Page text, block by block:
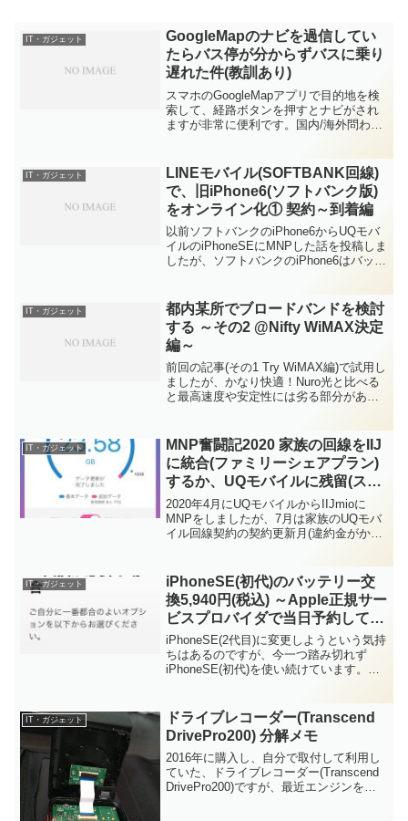
IT・ガジェット
GoogleMapのナビを過信してい
たらバス停が分からずバスに乗り
遅れた件(教訓あり)
スマホのGoogleMapアプリで目的地を検
索して、経路ボタンを押すとナビがされ
ますが非常に便利です。国内/海外問わ
失敗してしまったのでその報告です。先
日、下北沢で夜遊...
IT・ガジェット
LINEモバイル(SOFTBANK回線)
で、旧iPhone6(ソフトバンク版)
をオンライン化① 契約～到着編
以前ソフトバンクのiPhone6からUQモバ
イルのiPhoneSEにMNPした話を投稿しま
したが、ソフトバンクのiPhone6はバッテ
渡していました。その家族から外で...
IT・ガジェット
都内某所でブロードバンドを検討
する ～その2 @Nifty WiMAX決定
編～
前回の記事(その1 Try WiMAX編)で試用し
ましたが、かなり快適！Nuro光と比べる
と最高速度や安定性には劣る部分があり
てしまうこともありましたが、PCやス...
IT・ガジェット
MNP奮闘記2020 家族の回線をIIJ
に統合(ファミリーシェアプラン)
するか、UQモバイルに残留(スマ
ホプランR)するかガッツリ悩んだ
編
2020年4月にUQモバイルからIIJmioに
MNPをしましたが、7月は家族のUQモバ
イル回線契約の契約更新月(違約金がかか
料金(税抜)は下記となります。キャンペー
ン...
IT・ガジェット
iPhoneSE(初代)のバッテリー交
換5,940円(税込) ～Apple正規サー
ビスプロバイダで当日予約してか
ら2時間で完了～
iPhoneSE(2代目)に変更しようという気持
ちはあるのですが、今一つ踏み切れず
iPhoneSE(初代)を使い続けています。最
残量20%を切った後に粘りが無くなっ
た...
IT・ガジェット
ドライブレコーダー(Transcend
DrivePro200) 分解メモ
2016年に購入し、自分で取付して利用し
ていた、ドライブレコーダー(Transcend
DrivePro200)ですが、最近エンジンを始